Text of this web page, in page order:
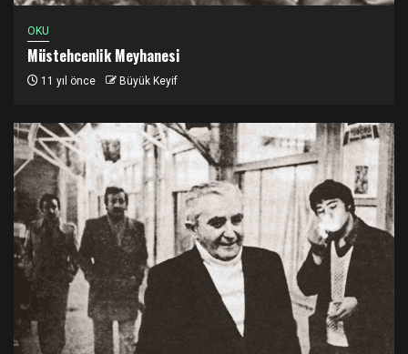
OKU
Müstehcenlik Meyhanesi
11 yıl önce Büyük Keyif